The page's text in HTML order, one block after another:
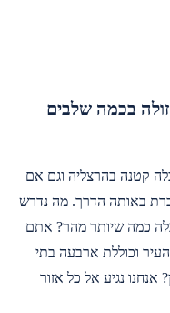
בכמה שלבים
קטנה בהרצליה וגם אם
באותה הדרך. מה נדרש
כמה שיותר מהר? אתם
וכוללת ארבעה בתי
אנחנו נגיע אל כל אזור